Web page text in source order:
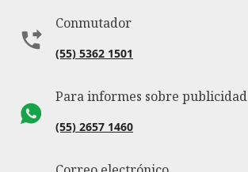
Conmutador
(55) 5362 1501
Para informes sobre publicidad
(55) 2657 1460